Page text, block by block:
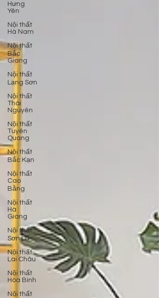
Hưng
Yên
Nội thất
Hà Nam
Nội thất
Bắc
Giang
Nội thất
Lạng Sơn
Nội thất
Thái
Nguyên
Nội thất
Tuyên
Quang
Nội thất
Bắc Kạn
Nội thất
Cao
Bằng
Nội thất
Hà
Giang
Nội thất
Sơn La
Nội thất
Lai Châu
Nội thất
Hòa Bình
Nội thất